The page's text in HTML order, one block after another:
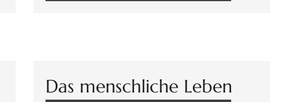
Das menschliche Leben